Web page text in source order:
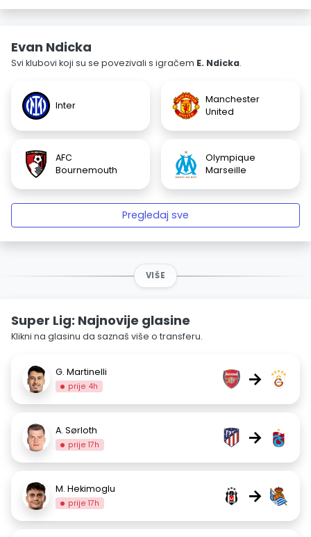
Evan Ndicka
Svi klubovi koji su se povezivali s igračem E. Ndicka.
Inter
Manchester
United
AFC
Bournemouth
Olympique
Marseille
Pregledaj sve
VIŠE
Super Lig: Najnovije glasine
Klikni na glasinu da saznaš više o transferu.
G. Martinelli
prije 4h →
A. Sørloth
prije 17h →
M. Hekimoglu
prije 17h →